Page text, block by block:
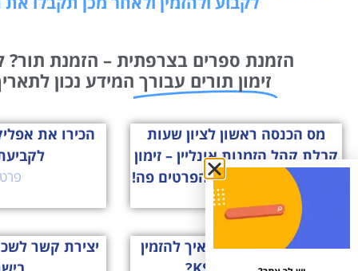
הזמנת ספרים בצרפתית – הזמנת תור?
זימון תורים עבורך המידע נכון לתאריך: 07/08/2026 13:34 שמחנו
מס הכנסה ראשון לציון שעות
קבלת קהל הזמנות אונליין – זימון
תור? קביעת תור? כל הפרטים פה!
פרטים »
ksp הזמנת תורים – איך להזמין
יצירת קשר